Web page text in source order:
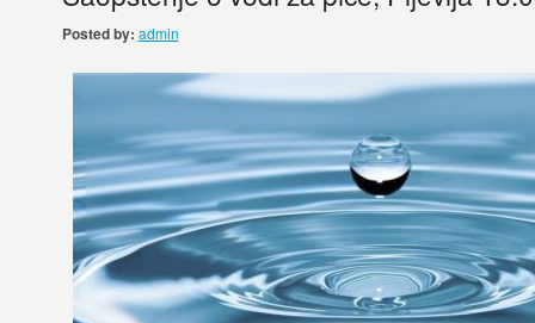
Posted by: admin